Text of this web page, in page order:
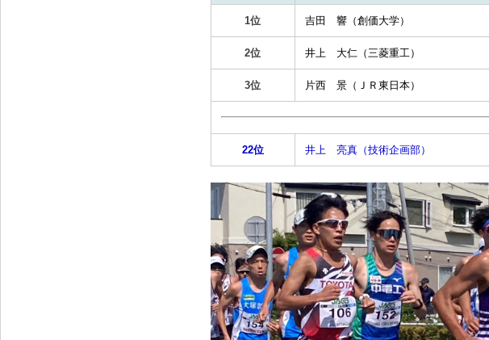
1位 吉田 響（創価大学）
2位 井上 大仁（三菱重工）
3位 片西 景（ＪＲ東日本）
22位 井上 亮真（技術企画部）